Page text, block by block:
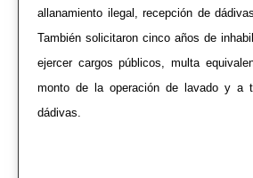
allanamiento ilegal, recepción de
También solicitaron cinco años de
ejercer cargos públicos, multa
monto de la operación de lavado y a
dádivas.